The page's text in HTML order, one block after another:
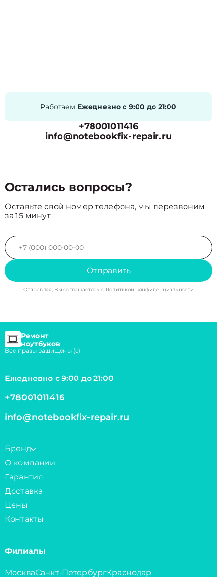
Работаем Ежедневно с 9:00 до 21:00
+78001011416
info@notebookfix-repair.ru
Остались вопросы?
Оставьте свой номер телефона, мы перезвоним
за 15 минут
Отправить
Отправляя, Вы соглашаетесь с Политикой конфиденциальности
Ремонт
ноутбуков
Все правы защищены (с)
Ежедневно с 9:00 до 21:00
+78001011416
info@notebookfix-repair.ru
Бренд
О компании
Гарантия
Доставка
Цены
Контакты
Филиалы
МоскваСанкт-ПетербургКраснодар